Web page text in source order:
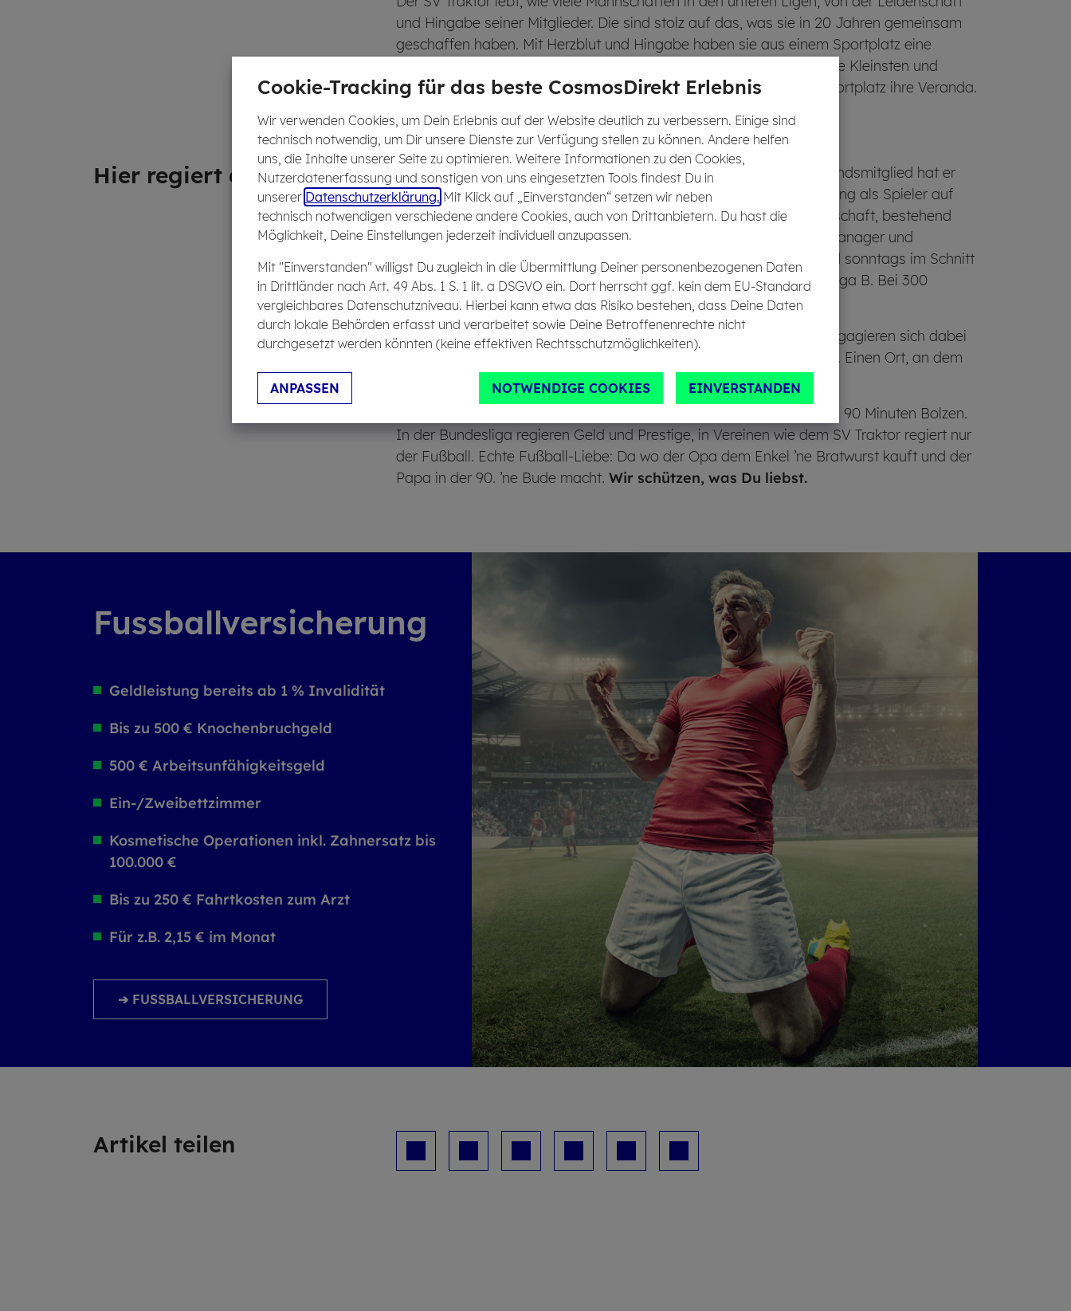
Cookie-Tracking für das beste CosmosDirekt Erlebnis
Wir verwenden Cookies, um Dein Erlebnis auf der Website deutlich zu verbessern. Einige sind
technisch notwendig, um Dir unsere Dienste zur Verfügung stellen zu können. Andere helfen
uns, die Inhalte unserer Seite zu optimieren. Weitere Informationen zu den Cookies,
Nutzerdatenerfassung und sonstigen von uns eingesetzten Tools findest Du in
unserer Datenschutzerklärung. Mit Klick auf „Einverstanden“ setzen wir neben
technisch notwendigen verschiedene andere Cookies, auch von Drittanbietern. Du hast die
Möglichkeit, Deine Einstellungen jederzeit individuell anzupassen.
Mit "Einverstanden" willigst Du zugleich in die Übermittlung Deiner personenbezogenen Daten
in Drittländer nach Art. 49 Abs. 1 S. 1 lit. a DSGVO ein. Dort herrscht ggf. kein dem EU-Standard
vergleichbares Datenschutzniveau. Hierbei kann etwa das Risiko bestehen, dass Deine Daten
durch lokale Behörden erfasst und verarbeitet sowie Deine Betroffenenrechte nicht
durchgesetzt werden könnten (keine effektiven Rechtsschutzmöglichkeiten).
ANPASSEN NOTWENDIGE COOKIES EINVERSTANDEN
und Hingabe seiner Mitglieder. Die sind stolz auf das, was sie in 20 Jahren gemeinsam
geschaffen haben. Mit Herzblut und Hingabe haben sie aus einem Sportplatz eine
Heimat für das ganze Dorf gemacht. In der Arena fühlen sich die die Kleinsten und
Größten wie zu Hause: Das Vereinsheim ist ihr Wohnzimmer, der Sportplatz ihre Veranda.
Hier re­giert der Fuß­ball
David Günther ist das Herz des Vereins. Als Gründungs- und Vorstandsmitglied hat er
den Verein nicht nur mit aufgebaut, er stand auch selbst 19 Jahre lang als Spieler auf
dem Feld. Seit nunmehr anderthalb Jahren motiviert er seine Mannschaft, bestehend
aus Spielern im Alter von 18 bis 35 Jahren, als Cheftrainer, Peoplemanager und
Seelsorger. Der 39-Jährige lockt freitags 15 Spieler zum Training und sonntags im Schnitt
rund 100 Zuschauer zu den Spielen in der brandenburgischen Kreisliga B. Bei 300
Einwohnern ein durchaus beachtlicher Schnitt.
Rund 2,3 Millionen Menschen spielen in Deutschland Fußball und engagieren sich dabei
ehrenamtlich in Vereinen. Sie finden im Amateurfußball eine Heimat. Einen Ort, an dem
Alter, Geschlecht und Herkunft keine Rolle spielen.
Es sind Menschen wie David, die aus dem Fußball mehr machen als 90 Minuten Bolzen.
In der Bundesliga regieren Geld und Prestige, in Vereinen wie dem SV Traktor regiert nur
der Fußball. Echte Fußball-Liebe: Da wo der Opa dem Enkel ’ne Bratwurst kauft und der
Papa in der 90. ’ne Bude macht. Wir schützen, was Du liebst.
Fussball­versi­che­rung
Geldleistung bereits ab 1 % Invalidität
Bis zu 500 € Knochenbruchgeld
500 € Arbeitsunfähigkeitsgeld
Ein-/Zweibettzimmer
Kosmetische Operationen inkl. Zahnersatz bis
100.000 €
Bis zu 250 € Fahrtkosten zum Arzt
Für z.B. 2,15 € im Monat
➔ FUSSBALLVERSICHERUNG
Ar­ti­kel tei­len